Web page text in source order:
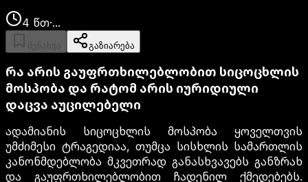
4 წთ·...
შენახვა გაზიარება
რა არის გაუფრთხილებლობით სიცოცხლის
მოსპობა და რატომ არის იურიდიული
დაცვა აუცილებელი
ადამიანის სიცოცხლის მოსპობა ყოველთვის
უმძიმესი ტრაგედიაა, თუმცა სისხლის სამართლის
კანონმდებლობა მკვეთრად განასხვავებს განზრახ
და გაუფრთხილებლობით ჩადენილ ქმედებებს.